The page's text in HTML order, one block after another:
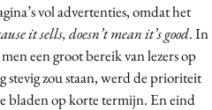
vol advertenties, omdat het
it sells, doesn’t mean it’s good. In
een groot bereik van lezers op
zou staan, werd de prioriteit
bladen op korte termijn. En eind